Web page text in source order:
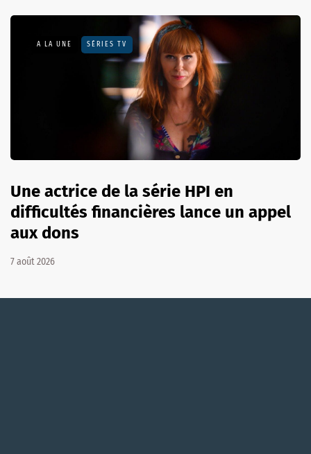
A LA UNE SÉRIES TV
Une actrice de la série HPI en
difficultés financières lance un appel
aux dons
7 août 2026